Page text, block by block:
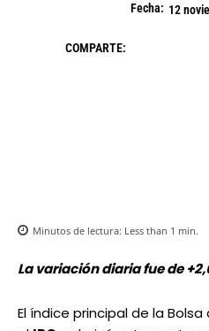
Fecha: 12
COMPARTE:
Minutos de lectura: Less than 1 min.
La variación diaria fue de
El índice principal de la